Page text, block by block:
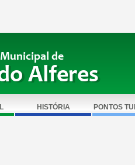
de
Alferes
HISTÓRIA PONTOS